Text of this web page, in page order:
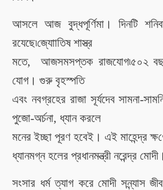
আসলে আজ বুদ্ধপূর্ণিমা।দিনটি
রযেছে৷জ্যাোতিষ শাস্ত্র
মতে,
আজসমসপ্তক রাজযোগ৷৫০২
যোগ। গুরু বৃহস্পতি
এবং নবগ্রহের রাজা সূর্যদেব সামনা-
পুজো-অর্চনা, ধ্যান করলে
মনের ইচ্ছা পূরণ হবেই। এই মাহেন্দ্র ক্ষ
ধ্যানমগ্ন হলের প্রধানমন্ত্রী নরেন্দ্র মোদী।
সংসার ধর্ম ত্যাগ করে মোদী সন্ন্যাস